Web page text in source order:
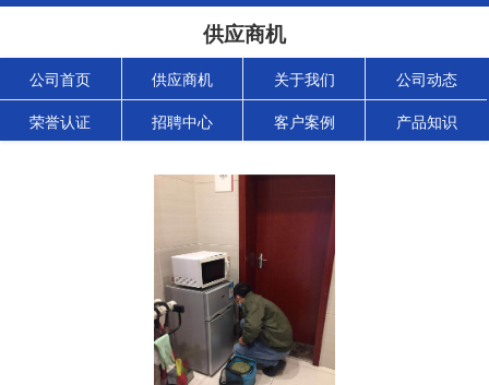
供应商机
公司首页 供应商机 关于我们 公司动态
荣誉认证 招聘中心 客户案例 产品知识